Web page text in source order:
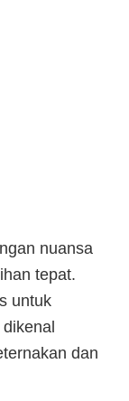
nuansa
tepat.
untuk
dan